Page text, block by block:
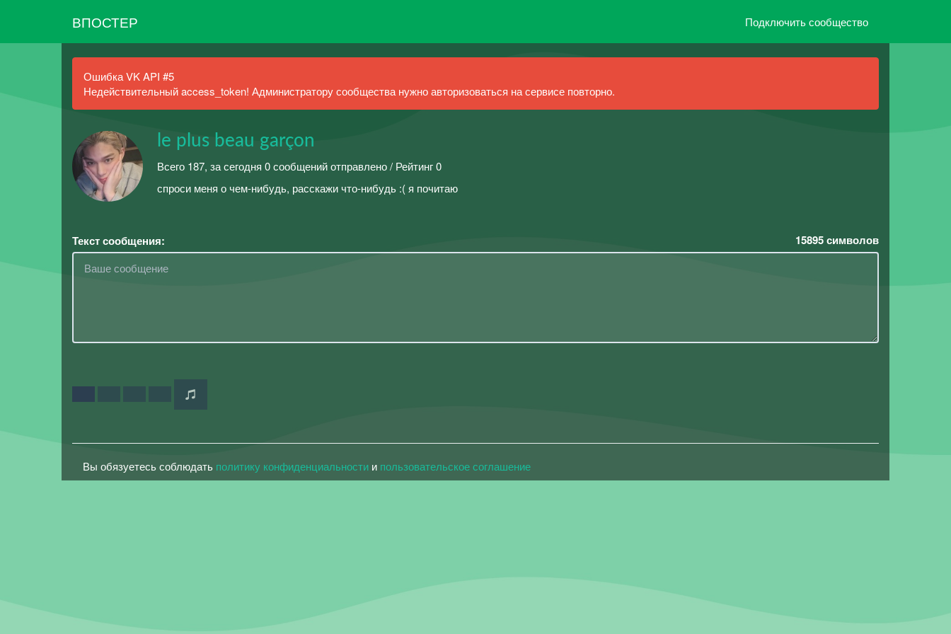
ВПОСТЕР Подключить сообщество
Ошибка VK API #5
Недействительный access_token! Администратору сообщества нужно авторизоваться на сервисе повторно.
le plus beau garçon
Всего 187, за сегодня 0 сообщений отправлено / Рейтинг 0
спроси меня о чем-нибудь, расскажи что-нибудь :( я почитаю
Текст сообщения: 15895символов
Вы обязуетесь соблюдать политику конфиденциальности и пользовательское соглашение